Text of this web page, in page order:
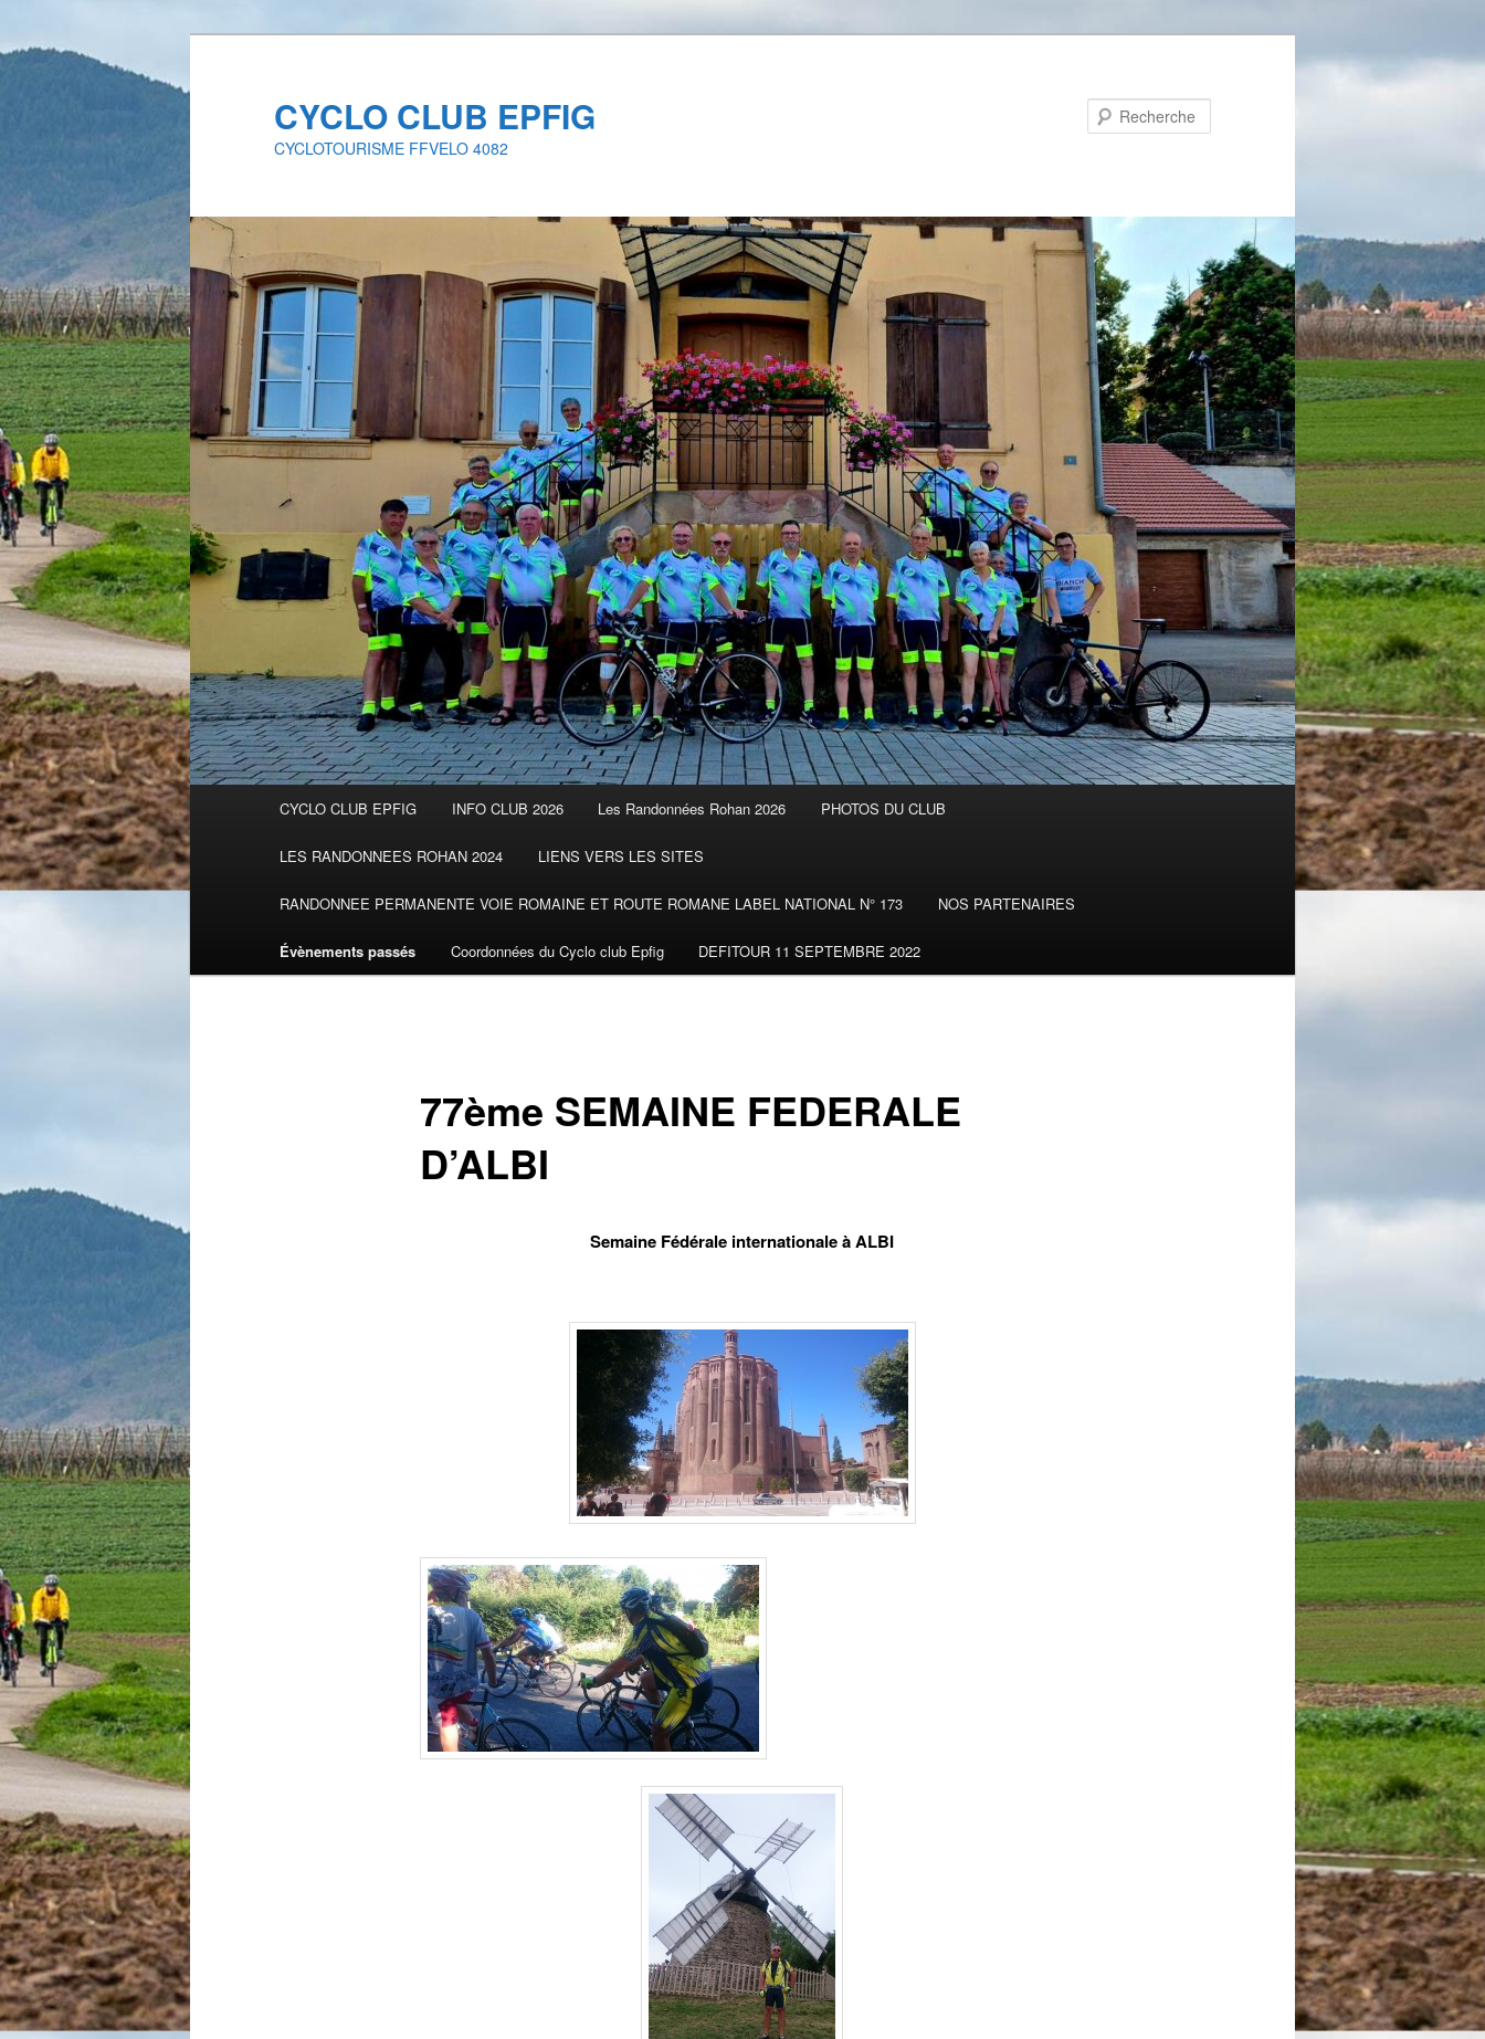
Aller
CYCLO CLUB EPFIG
CYCLOTOURISME FFVELO 4082
CYCLO CLUB EPFIG INFO CLUB 2026 Les Randonnées Rohan 2026 PHOTOS DU CLUB
LES RANDONNEES ROHAN 2024 LIENS VERS LES SITES
RANDONNEE PERMANENTE VOIE ROMAINE ET ROUTE ROMANE LABEL NATIONAL N° 173 NOS PARTENAIRES
Évènements passés Coordonnées du Cyclo club Epfig DEFITOUR 11 SEPTEMBRE 2022
77ème SEMAINE FEDERALE
D’ALBI
Semaine Fédérale internationale à ALBI